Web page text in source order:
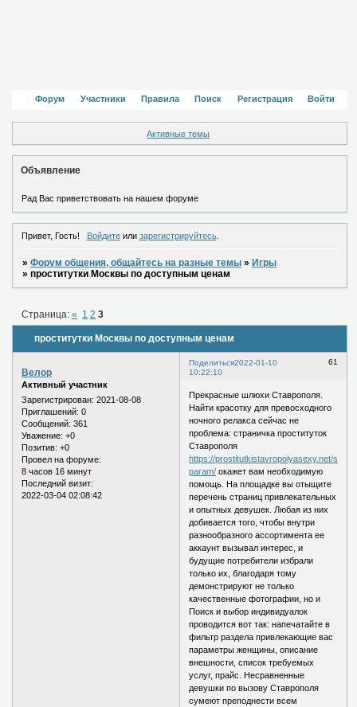
Форум Участники Правила Поиск Регистрация Войти
Активные темы
Объявление
Рад Вас приветствовать на нашем форуме
Привет, Гость! Войдитеили зарегистрируйтесь.
»Форум общения, общайтесь на разные темы »Игры
»проститутки Москвы по доступным ценам
проститутки Москвы по доступным ценам
Страница:« 1 2 3
Поделиться 61
2022-01-10
10:22:10
Велор
Активный участник
Зарегистрирован: 2021-08-08
Приглашений: 0
Сообщений: 361
Уважение: +0
Позитив: +0
Провел на форуме:
8 часов 16 минут
Последний визит:
2022-03-04 02:08:42
Прекрасные шлюхи Ставрополя.
Найти красотку для превосходного
ночного релакса сейчас не
проблема: страничка проституток
Ставрополя
https://prostitutkistavropolyasexy.net/
param/ окажет вам необходимую
помощь. На площадке вы отыщите
перечень страниц привлекательных
и опытных девушек. Любая из них
добивается того, чтобы внутри
разнообразного ассортимента ее
аккаунт вызывал интерес, и
будущие потребители избрали
только их, благодаря тому
демонстрируют не только
качественные фотографии, но и
Поиск и выбор индивидуалок
проводится вот так: напечатайте в
фильтр раздела привлекающие вас
параметры женщины, описание
внешности, список требуемых
услуг, прайс. Несравненные
девушки по вызову Ставрополя
сумеют преподнести всем